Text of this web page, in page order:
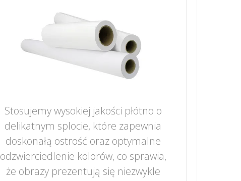
Stosujemy wysokiej jakości płótno o
delikatnym splocie, które zapewnia
doskonałą ostrość oraz optymalne
odzwierciedlenie kolorów, co sprawia,
że obrazy prezentują się niezwykle